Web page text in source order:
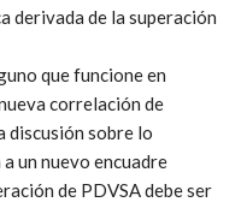
derivada de la superación
que funcione en
correlación de
discusión sobre lo
un nuevo encuadre
de PDVSA debe ser